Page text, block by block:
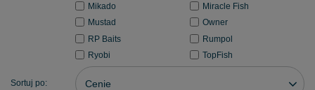
Mikado
Miracle Fish
Mustad
Owner
RP Baits
Rumpol
Ryobi
TopFish
Sortuj po: Cenie